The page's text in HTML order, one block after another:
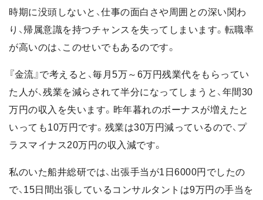
時期に没頭しないと、仕事の面白さや周囲との深い関わ
り、帰属意識を持つチャンスを失ってしまいます。転職率
が高いのは、このせいでもあるのです。
『金流』で考えると、毎月5万～6万円残業代をもらってい
た人が、残業を減らされて半分になってしまうと、年間30
万円の収入を失います。昨年暮れのボーナスが増えたと
いっても10万円です。残業は30万円減っているので、プ
ラスマイナス20万円の収入減です。
私のいた船井総研では、出張手当が1日6000円でしたの
で、15日間出張しているコンサルタントは9万円の手当を